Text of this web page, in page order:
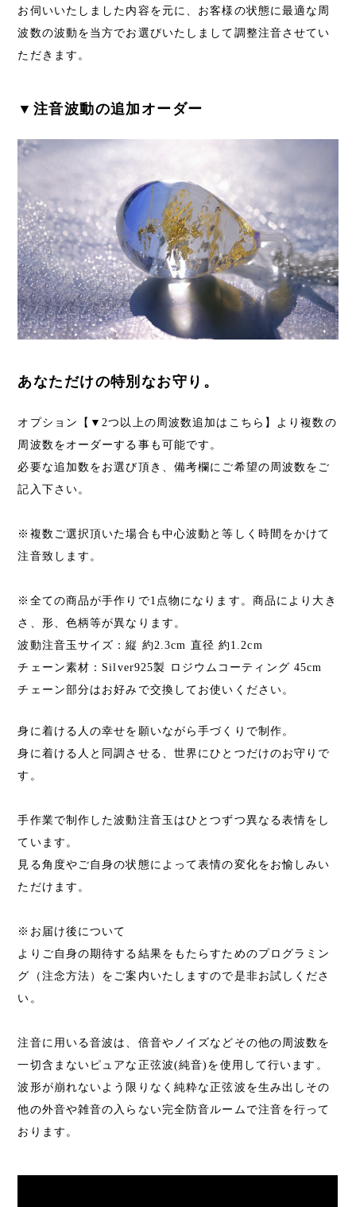
お伺いいたしました内容を元に、お客様の状態に最適な周
波数の波動を当方でお選びいたしまして調整注音させてい
ただきます。
▼注音波動の追加オーダー
あなただけの特別なお守り。
オプション【▼2つ以上の周波数追加はこちら】より複数の
周波数をオーダーする事も可能です。
必要な追加数をお選び頂き、備考欄にご希望の周波数をご
記入下さい。
※複数ご選択頂いた場合も中心波動と等しく時間をかけて
注音致します。
※全ての商品が手作りで1点物になります。商品により大き
さ、形、色柄等が異なります。
波動注音玉サイズ：縦 約2.3cm 直径 約1.2cm
チェーン素材：Silver925製 ロジウムコーティング 45cm
チェーン部分はお好みで交換してお使いください。
身に着ける人の幸せを願いながら手づくりで制作。
身に着ける人と同調させる、世界にひとつだけのお守りで
す。
手作業で制作した波動注音玉はひとつずつ異なる表情をし
ています。
見る角度やご自身の状態によって表情の変化をお愉しみい
ただけます。
※お届け後について
よりご自身の期待する結果をもたらすためのプログラミン
グ（注念方法）をご案内いたしますので是非お試しくださ
い。
注音に用いる音波は、倍音やノイズなどその他の周波数を
一切含まないピュアな正弦波(純音)を使用して行います。
波形が崩れないよう限りなく純粋な正弦波を生み出しその
他の外音や雑音の入らない完全防音ルームで注音を行って
おります。